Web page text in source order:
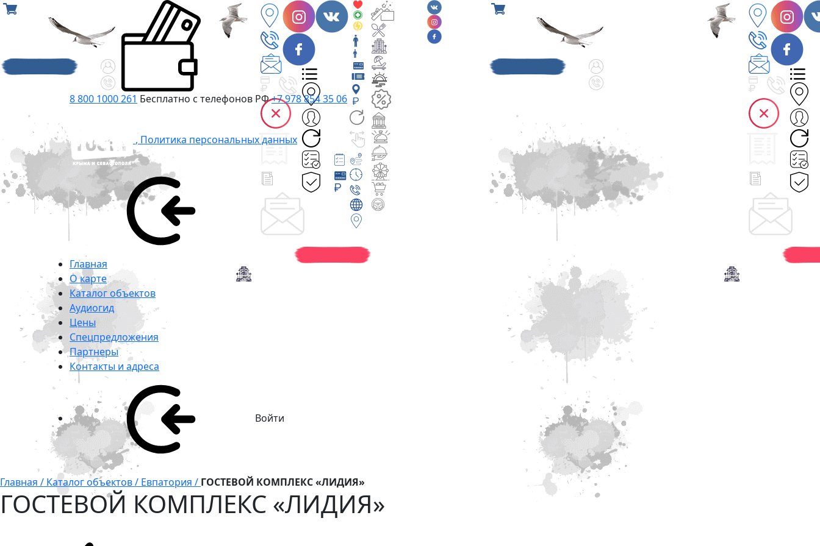
8 800 1000 261 Бесплатно с телефонов РФ+7 978 854 35 06
, Политика персональных данных
Главная
О карте
Каталог объектов
Аудиогид
Цены
Спецпредложения
Партнеры
Контакты и адреса
Войти
Главная / Каталог объектов / Евпатория / ГОСТЕВОЙ КОМПЛЕКС «ЛИДИЯ»
ГОСТЕВОЙ КОМПЛЕКС «ЛИДИЯ»